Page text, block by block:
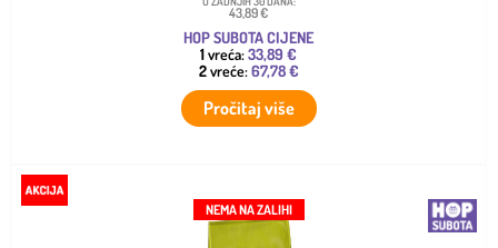
43,89 €
HOP SUBOTA CIJENE
1vreća:33,89 €
2vreće:67,78 €
Pročitaj više
NEMA NA ZALIHI